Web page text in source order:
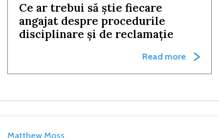
Ce ar trebui să știe fiecare
angajat despre procedurile
disciplinare și de reclamație
Read more
Matthew Moss